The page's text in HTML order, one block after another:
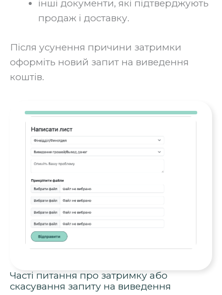
інші документи, які підтверджують
продаж і доставку.
Після усунення причини затримки
оформіть новий запит на виведення
коштів.
Часті питання про затримку або
скасування запиту на виведення